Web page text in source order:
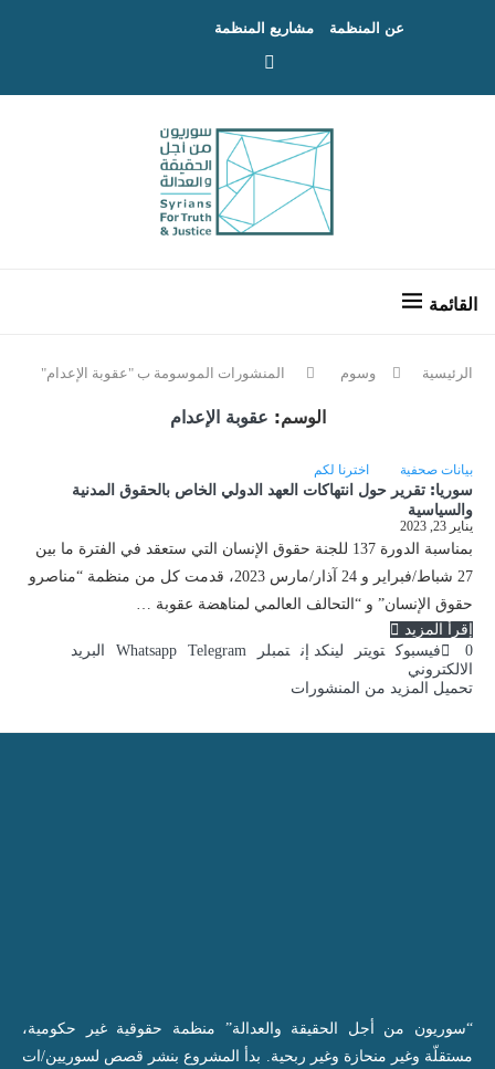
عن المنظمة مشاريع المنظمة
الرئيسية وسوم المنشورات الموسومة ب "عقوبة الإعدام"
الوسم: عقوبة الإعدام
بيانات صحفية اخترنا لكم
سوريا: تقرير حول انتهاكات العهد الدولي الخاص بالحقوق المدنية
والسياسية
يناير 23, 2023
بمناسبة الدورة 137 للجنة حقوق الإنسان التي ستعقد في الفترة ما بين
27 شباط/فبراير و 24 آذار/مارس 2023، قدمت كل من منظمة “مناصرو
حقوق الإنسان” و “التحالف العالمي لمناهضة عقوبة …
إقرأ المزيد
0
فيسبوك تويتر لينكد إن تمبلر Whatsapp Telegram
البريد
الالكتروني
تحميل المزيد من المنشورات
“سوريون من أجل الحقيقة والعدالة” منظمة حقوقية غير حكومية،
مستقلّة وغير منحازة وغير ربحية. بدأ المشروع بنشر قصص لسوريين/ات